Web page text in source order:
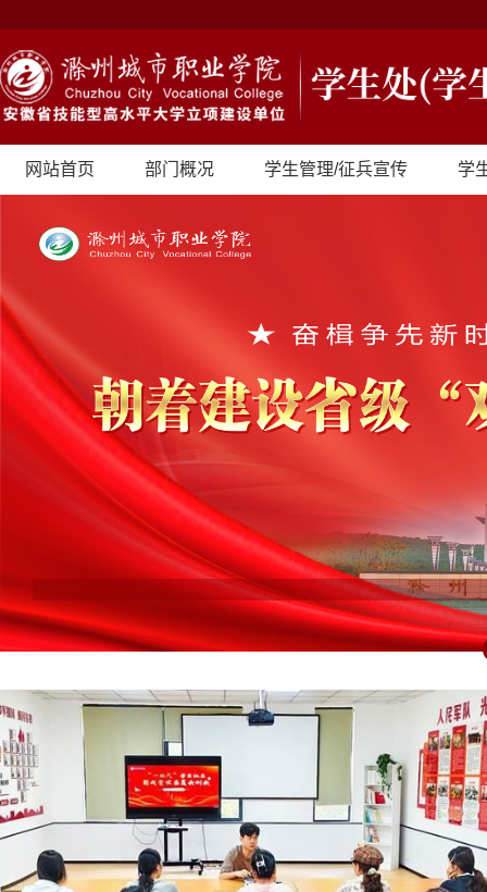
网站首页 部门概况 学生管理/征兵宣传 学